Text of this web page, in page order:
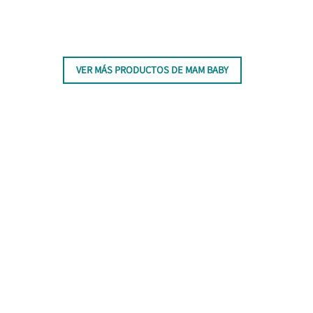
VER MÁS PRODUCTOS DE MAM BABY